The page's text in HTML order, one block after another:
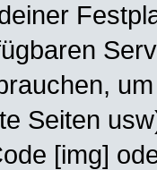
Seiten
[img]